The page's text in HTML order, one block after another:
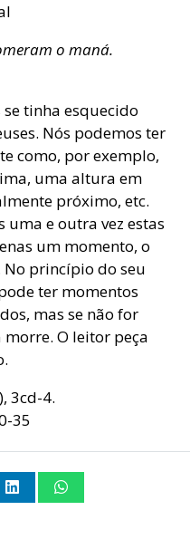
o maná.
tinha esquecido
Nós podemos ter
como, por exemplo,
uma altura em
próximo, etc.
uma e outra vez estas
um momento, o
No princípio do seu
ter momentos
mas se não for
O leitor peça
3cd-4.
35